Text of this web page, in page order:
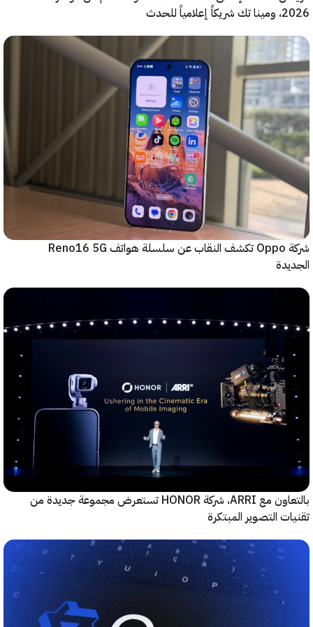
للحدث
شركة Oppo تكشف النقاب عن سلسلة هواتف Reno16 5G
بالتعاون مع ARRI، شركة HONOR تستعرض مجموعة جديدة من
التصوير المبتكرة